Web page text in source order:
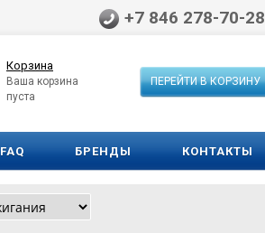
+7 846 278-70-28
Корзина
Ваша корзина
пуста
ПЕРЕЙТИ В КОРЗИНУ
FAQ БРЕНДЫ КОНТАКТЫ